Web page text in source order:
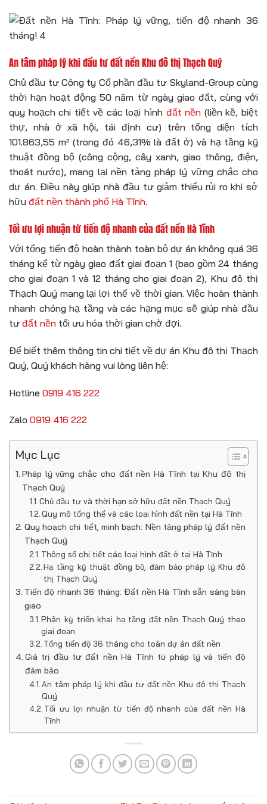
An tâm pháp lý khi đầu tư đất nền Khu đô thị Thạch Quý
Chủ đầu tư Công ty Cổ phần đầu tư Skyland-Group cùng
thời hạn hoạt động 50 năm từ ngày giao đất, cùng với
quy hoạch chi tiết về các loại hình đất nền (liền kề, biệt
thự, nhà ở xã hội, tái định cư) trên tổng diện tích
101.863,55 m² (trong đó 46,31% là đất ở) và hạ tầng kỹ
thuật đồng bộ (công cộng, cây xanh, giao thông, điện,
thoát nước), mang lại nền tảng pháp lý vững chắc cho
dự án. Điều này giúp nhà đầu tư giảm thiểu rủi ro khi sở
hữu đất nền thành phố Hà Tĩnh.
Tối ưu lợi nhuận từ tiến độ nhanh của đất nền Hà Tĩnh
Với tổng tiến độ hoàn thành toàn bộ dự án không quá 36
tháng kể từ ngày giao đất giai đoạn 1 (bao gồm 24 tháng
cho giai đoạn 1 và 12 tháng cho giai đoạn 2), Khu đô thị
Thạch Quý mang lại lợi thế về thời gian. Việc hoàn thành
nhanh chóng hạ tầng và các hạng mục sẽ giúp nhà đầu
tư đất nền tối ưu hóa thời gian chờ đợi.
Để biết thêm thông tin chi tiết về dự án Khu đô thị Thạch
Quý, Quý khách hàng vui lòng liên hệ:
Hotline 0919 416 222
Zalo 0919 416 222
Mục Lục
Pháp lý vững chắc cho đất nền Hà Tĩnh tại Khu đô thị
Thạch Quý
Chủ đầu tư và thời hạn sở hữu đất nền Thạch Quý
Quy mô tổng thể và các loại hình đất nền tại Hà Tĩnh
Quy hoạch chi tiết, minh bạch: Nền tảng pháp lý đất nền
Thạch Quý
Thông số chi tiết các loại hình đất ở tại Hà Tĩnh
Hạ tầng kỹ thuật đồng bộ, đảm bảo pháp lý Khu đô
thị Thạch Quý
Tiến độ nhanh 36 tháng: Đất nền Hà Tĩnh sẵn sàng bàn
giao
Phân kỳ triển khai hạ tầng đất nền Thạch Quý theo
giai đoạn
Tổng tiến độ 36 tháng cho toàn dự án đất nền
Giá trị đầu tư đất nền Hà Tĩnh từ pháp lý và tiến độ
đảm bảo
An tâm pháp lý khi đầu tư đất nền Khu đô thị Thạch
Quý
Tối ưu lợi nhuận từ tiến độ nhanh của đất nền Hà
Tĩnh